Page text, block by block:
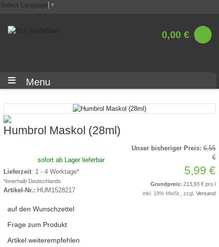
Select Language ▼
0,00 €
Menu
Humbrol Maskol (28ml)
sofort ab Lager lieferbar
Lieferzeit: 1 - 4 Werktage*
*innerhalb Deutschlands
Artikel-Nr.: HUM1528217
auf den Wunschzettel
Frage zum Produkt
Artikel weiterempfehlen
Unser bisheriger Preis: 6,55
€
5,99 €
Grundpreis: 213,93 € pro l
inkl. 19% MwSt., zzgl.Versand